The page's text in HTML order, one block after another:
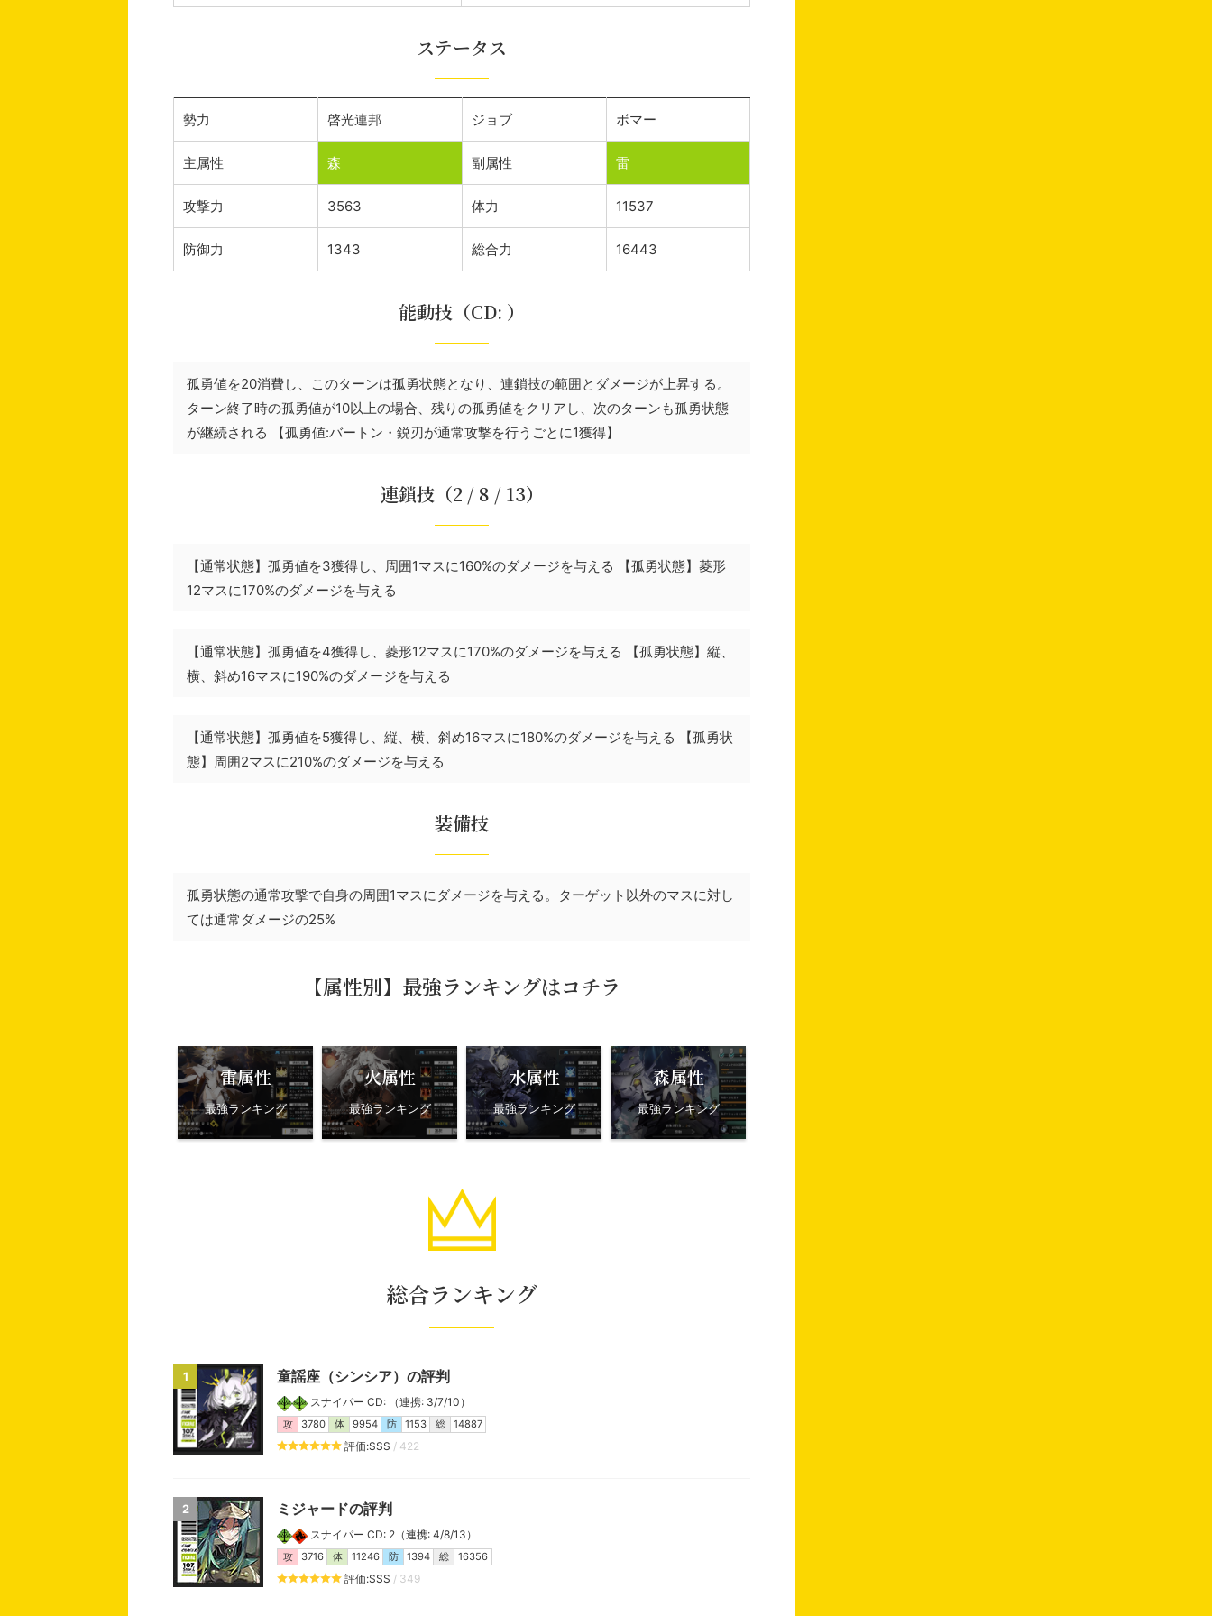
ステータス
勢力 啓光連邦 ジョブ ボマー
主属性 森 副属性 雷
攻撃力 3563 体力 11537
防御力 1343 総合力 16443
能動技（CD: ）
孤勇値を20消費し、このターンは孤勇状態となり、連鎖技の範囲とダメージが上昇する。
ターン終了時の孤勇値が10以上の場合、残りの孤勇値をクリアし、次のターンも孤勇状態
が継続される 【孤勇値:バートン・鋭刃が通常攻撃を行うごとに1獲得】
連鎖技（2 / 8 / 13）
【通常状態】孤勇値を3獲得し、周囲1マスに160%のダメージを与える 【孤勇状態】菱形
12マスに170%のダメージを与える
【通常状態】孤勇値を4獲得し、菱形12マスに170%のダメージを与える 【孤勇状態】縦、
横、斜め16マスに190%のダメージを与える
【通常状態】孤勇値を5獲得し、縦、横、斜め16マスに180%のダメージを与える 【孤勇状
態】周囲2マスに210%のダメージを与える
装備技
孤勇状態の通常攻撃で自身の周囲1マスにダメージを与える。ターゲット以外のマスに対し
ては通常ダメージの25%
【属性別】最強ランキングはコチラ
雷属性
最強ランキング
火属性
最強ランキング
水属性
最強ランキング
森属性
最強ランキング
総合ランキング
1 童謡座（シンシア）の評判
スナイパー CD: （連携: 3/7/10）
攻 3780 体 9954 防 1153 総 14887
評価:SSS / 422
2 ミジャードの評判
スナイパー CD: 2（連携: 4/8/13）
攻 3716 体 11246 防 1394 総 16356
評価:SSS / 349